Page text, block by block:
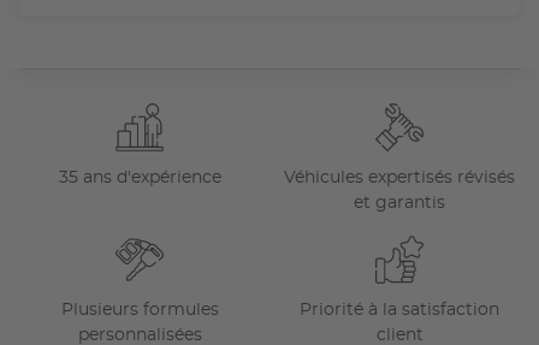
35 ans d'expérience
Véhicules expertisés révisés
et garantis
Plusieurs formules
personnalisées
Priorité à la satisfaction
client